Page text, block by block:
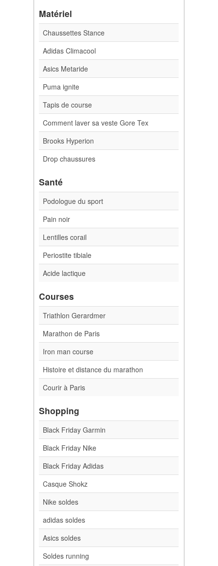
Matériel
Chaussettes Stance
Adidas Climacool
Asics Metaride
Puma ignite
Tapis de course
Comment laver sa veste Gore Tex
Brooks Hyperion
Drop chaussures
Santé
Podologue du sport
Pain noir
Lentilles corail
Periostite tibiale
Acide lactique
Courses
Triathlon Gerardmer
Marathon de Paris
Iron man course
Histoire et distance du marathon
Courir à Paris
Shopping
Black Friday Garmin
Black Friday Nike
Black Friday Adidas
Casque Shokz
Nike soldes
adidas soldes
Asics soldes
Soldes running